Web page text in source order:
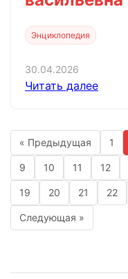
Энциклопедия
30.04.2026
Читать далее
« Предыдущая 1
9 10 11 12
19 20 21 22
Следующая »